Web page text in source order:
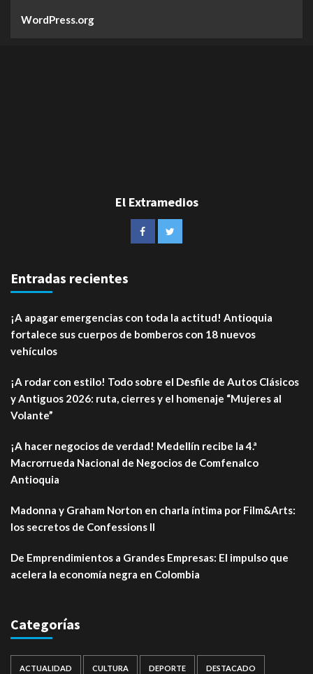
WordPress.org
El Extramedios
Entradas recientes
¡A apagar emergencias con toda la actitud! Antioquia
fortalece sus cuerpos de bomberos con 18 nuevos
vehículos
¡A rodar con estilo! Todo sobre el Desfile de Autos Clásicos
y Antiguos 2026: ruta, cierres y el homenaje “Mujeres al
Volante”
¡A hacer negocios de verdad! Medellín recibe la 4.ª
Macrorrueda Nacional de Negocios de Comfenalco
Antioquia
Madonna y Graham Norton en charla íntima por Film&Arts:
los secretos de Confessions II
De Emprendimientos a Grandes Empresas: El impulso que
acelera la economía negra en Colombia
Categorías
ACTUALIDAD CULTURA DEPORTE DESTACADO